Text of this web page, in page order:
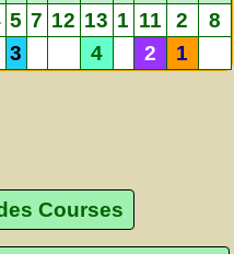
5 7 12 13 1 11 2
8
3 4 2 1
Courses